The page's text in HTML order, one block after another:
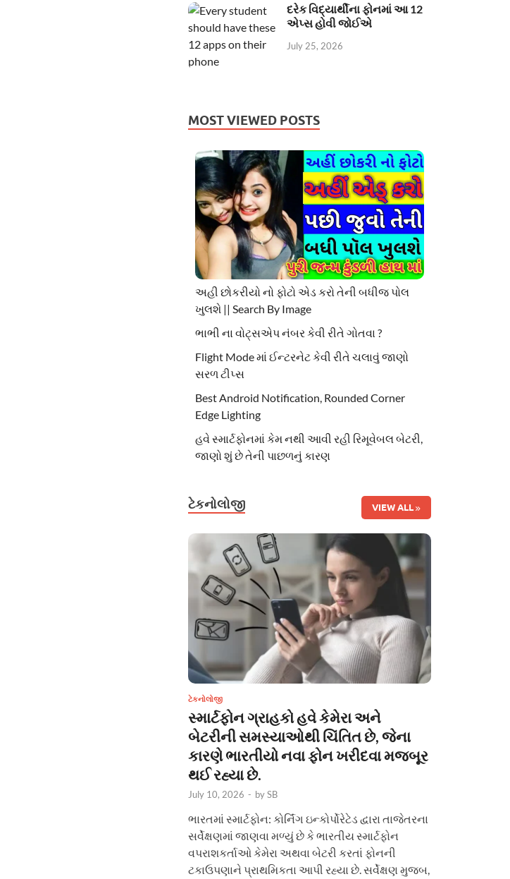
દરેક વિદ્યાર્થીના ફોનમાં આ 12
એપ્સ હોવી જોઈએ
July 25, 2026
MOST VIEWED POSTS
અહી છોકરીયો નો ફોટો એડ કરો તેની બધીજ પોલ
ખુલશે || Search By Image
ભાભી ના વોટ્સએપ નંબર કેવી રીતે ગોતવા ?
Flight Mode માં ઈન્ટરનેટ કેવી રીતે ચલાવું જાણો
સરળ ટીપ્સ
Best Android Notification, Rounded Corner
Edge Lighting
હવે સ્માર્ટફોનમાં કેમ નથી આવી રહી રિમૂવેબલ બેટરી,
જાણો શું છે તેની પાછળનું કારણ
ટેકનોલોજી VIEW ALL
ટેકનોલોજી
સ્માર્ટફોન ગ્રાહકો હવે કેમેરા અને
બેટરીની સમસ્યાઓથી ચિંતિત છે, જેના
કારણે ભારતીયો નવા ફોન ખરીદવા મજબૂર
થઈ રહ્યા છે.
July 10, 2026 - bySB
ભારતમાં સ્માર્ટફોન: કોર્નિંગ ઇન્કોર્પોરેટેડ દ્વારા તાજેતરના
સર્વેક્ષણમાં જાણવા મળ્યું છે કે ભારતીય સ્માર્ટફોન
વપરાશકર્તાઓ કેમેરા અથવા બેટરી કરતાં ફોનની
ટકાઉપણાને પ્રાથમિકતા આપી રહ્યા છે. સર્વેક્ષણ મુજબ,